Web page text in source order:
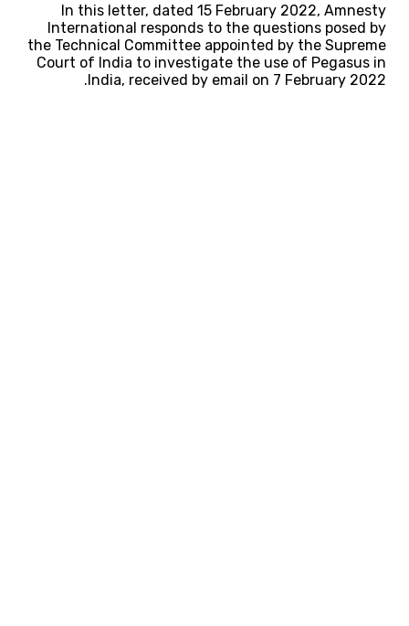
In this letter, dated 15 February 2022, Amnesty
International responds to the questions posed by
the Technical Committee appointed by the Supreme
Court of India to investigate the use of Pegasus in
India, received by email on 7 February 2022.